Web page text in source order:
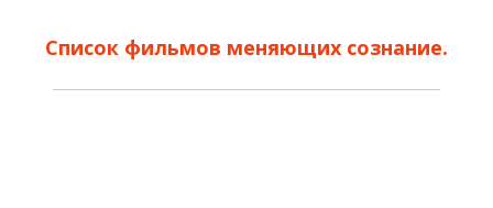
Список фильмов меняющих сознание.